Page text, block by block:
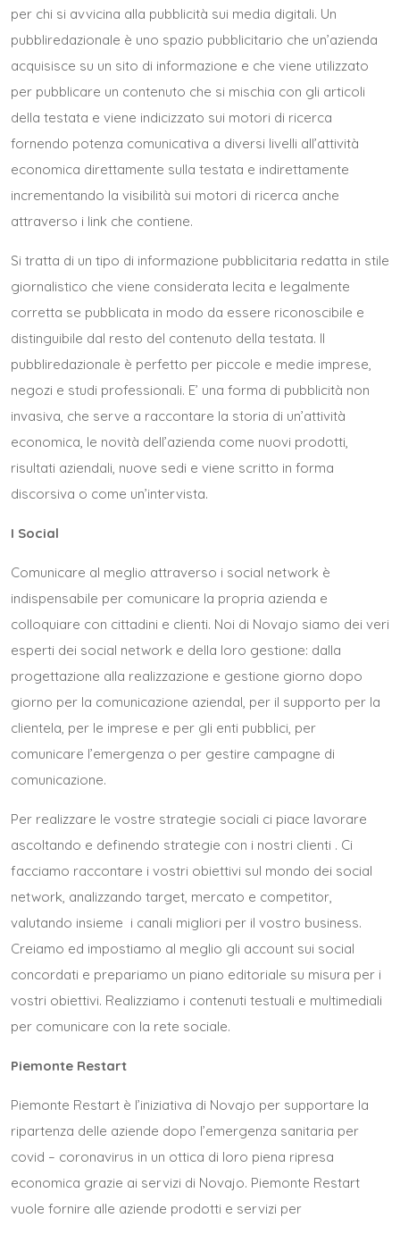
per chi si avvicina alla pubblicità sui media digitali. Un
pubbliredazionale è uno spazio pubblicitario che un’azienda
acquisisce su un sito di informazione e che viene utilizzato
per pubblicare un contenuto che si mischia con gli articoli
della testata e viene indicizzato sui motori di ricerca
fornendo potenza comunicativa a diversi livelli all’attività
economica direttamente sulla testata e indirettamente
incrementando la visibilità sui motori di ricerca anche
attraverso i link che contiene.
Si tratta di un tipo di informazione pubblicitaria redatta in stile
giornalistico che viene considerata lecita e legalmente
corretta se pubblicata in modo da essere riconoscibile e
distinguibile dal resto del contenuto della testata. Il
pubbliredazionale è perfetto per piccole e medie imprese,
negozi e studi professionali. E’ una forma di pubblicità non
invasiva, che serve a raccontare la storia di un’attività
economica, le novità dell’azienda come nuovi prodotti,
risultati aziendali, nuove sedi e viene scritto in forma
discorsiva o come un’intervista.
I Social
Comunicare al meglio attraverso i social network è
indispensabile per comunicare la propria azienda e
colloquiare con cittadini e clienti. Noi di Novajo siamo dei veri
esperti dei social network e della loro gestione: dalla
progettazione alla realizzazione e gestione giorno dopo
giorno per la comunicazione aziendal, per il supporto per la
clientela, per le imprese e per gli enti pubblici, per
comunicare l’emergenza o per gestire campagne di
comunicazione.
Per realizzare le vostre strategie sociali ci piace lavorare
ascoltando e definendo strategie con i nostri clienti . Ci
facciamo raccontare i vostri obiettivi sul mondo dei social
network, analizzando target, mercato e competitor,
valutando insieme i canali migliori per il vostro business.
Creiamo ed impostiamo al meglio gli account sui social
concordati e prepariamo un piano editoriale su misura per i
vostri obiettivi. Realizziamo i contenuti testuali e multimediali
per comunicare con la rete sociale.
Piemonte Restart
Piemonte Restart è l’iniziativa di Novajo per supportare la
ripartenza delle aziende dopo l’emergenza sanitaria per
covid – coronavirus in un ottica di loro piena ripresa
economica grazie ai servizi di Novajo. Piemonte Restart
vuole fornire alle aziende prodotti e servizi per